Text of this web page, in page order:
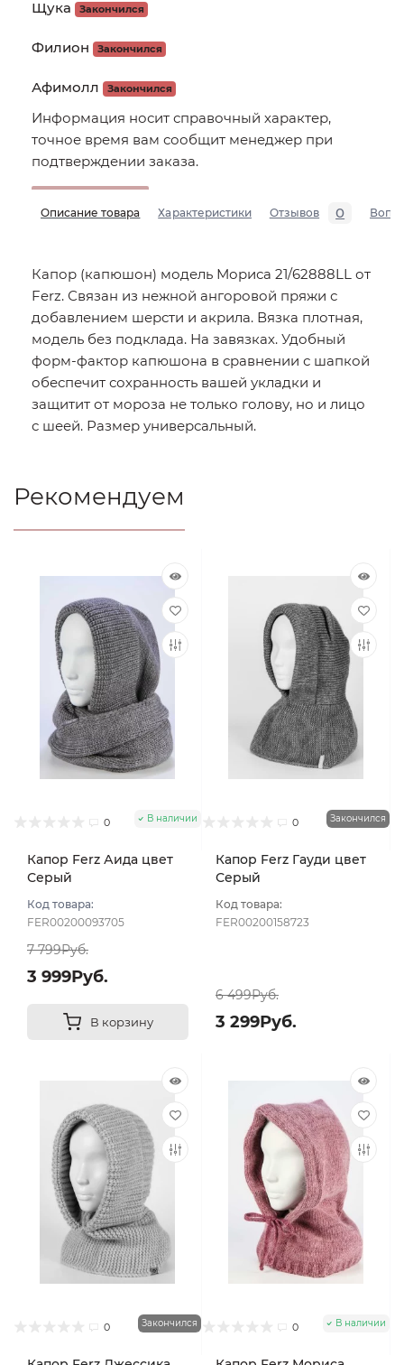
Щука
Закончился
Филион Закончился
Афимолл Закончился
Информация носит справочный характер,
точное время вам сообщит менеджер при
подтверждении заказа.
Описание товара Характеристики Отзывов 0
Капор (капюшон) модель Мориса 21/62888LL от
Ferz. Связан из нежной ангоровой пряжи с
добавлением шерсти и акрила. Вязка плотная,
модель без подклада. На завязках. Удобный
форм-фактор капюшона в сравнении с шапкой
обеспечит сохранность вашей укладки и
защитит от мороза не только голову, но и лицо
с шеей. Размер универсальный.
Рекомендуем
0 В наличии
Капор Ferz Аида цвет
Серый
Код товара:
FER00200093705
7 799Руб.
3 999Руб.
В корзину
0 Закончился
Капор Ferz Гауди цвет
Серый
Код товара:
FER00200158723
6 499Руб.
3 299Руб.
0 Закончился 0 В наличии